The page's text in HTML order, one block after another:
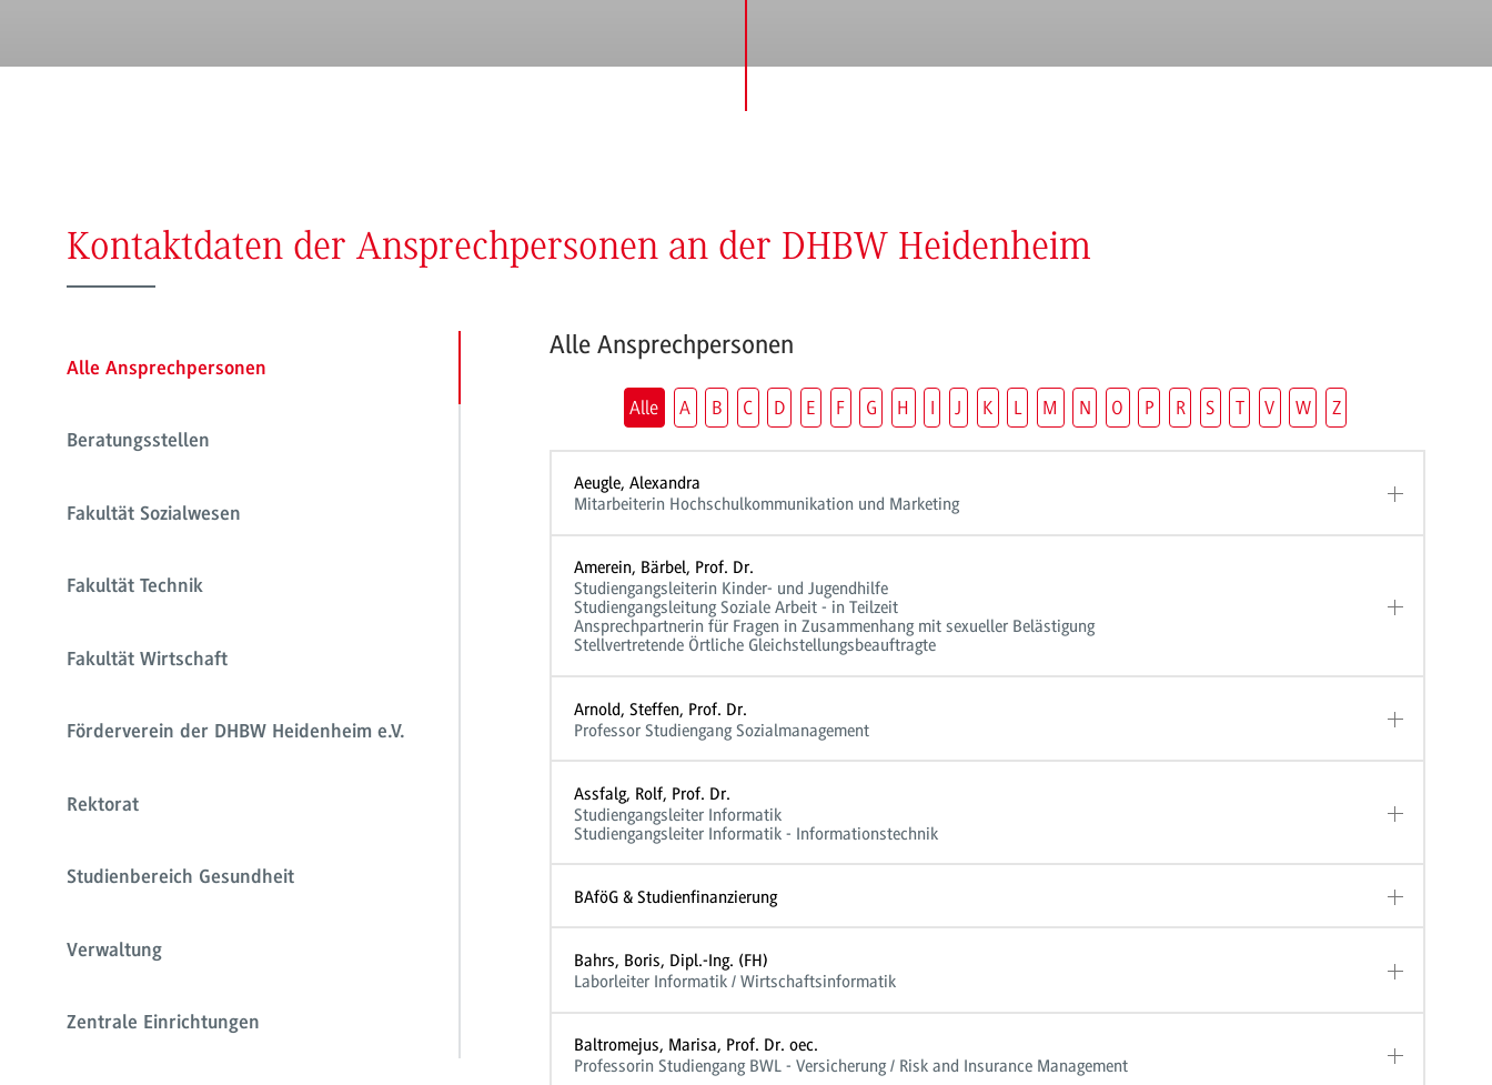
Kontaktdaten der Ansprechpersonen an der DHBW Heidenheim
Alle Ansprechpersonen
Beratungsstellen
Fakultät Sozialwesen
Fakultät Technik
Fakultät Wirtschaft
Förderverein der DHBW Heidenheim e.V.
Rektorat
Studienbereich Gesundheit
Verwaltung
Zentrale Einrichtungen
Alle Ansprechpersonen
Alle A B C D E F G H I J K L M N O P R S T V W Z
Aeugle, Alexandra
Mitarbeiterin Hochschulkommunikation und Marketing
Amerein, Bärbel, Prof. Dr.
Studiengangsleiterin Kinder- und Jugendhilfe
Studiengangsleitung Soziale Arbeit - in Teilzeit
Ansprechpartnerin für Fragen in Zusammenhang mit sexueller Belästigung
Stellvertretende Örtliche Gleichstellungsbeauftragte
Arnold, Steffen, Prof. Dr.
Professor Studiengang Sozialmanagement
Assfalg, Rolf, Prof. Dr.
Studiengangsleiter Informatik
Studiengangsleiter Informatik - Informationstechnik
BAföG & Studienfinanzierung
Bahrs, Boris, Dipl.-Ing. (FH)
Laborleiter Informatik / Wirtschaftsinformatik
Baltromejus, Marisa, Prof. Dr. oec.
Professorin Studiengang BWL - Versicherung / Risk and Insurance Management